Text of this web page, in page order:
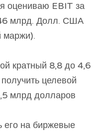
оцениваю EBIT за
млрд. Долл. США
маржи).
кратный 8,8 до 4,6
целевой
млрд долларов
его на биржевые